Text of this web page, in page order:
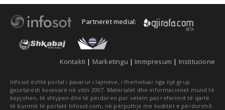
Partnerët medial:
Kontakti | Marketingu | Immpresum | Institucione
Infosot është portal i pavarur i lajmeve, i themeluar nga një grup
gazetarësh kosovarë në vitin 2007. Materialet dhe informacionet mund të
kopjohen, të shtypen dhe të përdoren por vetëm pas referimit të qartë
të burimit të portalit Infosot.com, në përputhje me kushtet e përdorimit.